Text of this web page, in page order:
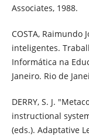
Associates, 1988.
COSTA, Raimundo
inteligentes.
Informática na
Janeiro. Rio de
DERRY, S. J.
instructional
(eds.). Adaptative